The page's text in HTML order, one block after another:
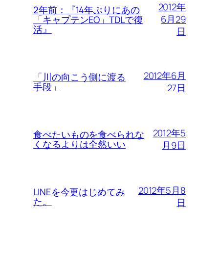
2年前：『14年ぶりにあの
「キャプテンEO」TDLで復
活』
2012年
6月29
日
「川の向こう側に渡る
手段」
2012年6月
27日
食べたいものを食べられな
くなるよりは全然いい
2012年5
月9日
LINEを今更はじめてみ
た。
2012年5月8
日